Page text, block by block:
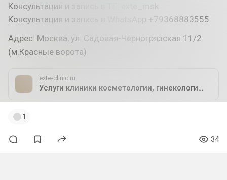
Консультация и запись в ТГ: exte_msk
Консультация и запись в WhatsApp +79368883555
Адрес: Москва, ул. Садовая-Черногрязская 11/2
(м.Красные ворота)
exte-clinic.ru
Услуги клиники косметологии, гинекологии, урологии EXTE - Цены, Стоимость, прайс-лист
1
34